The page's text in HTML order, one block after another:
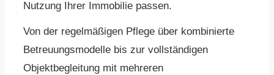
Nutzung Ihrer Immobilie passen.
Von der regelmäßigen Pflege über kombinierte
Betreuungsmodelle bis zur vollständigen
Objektbegleitung mit mehreren